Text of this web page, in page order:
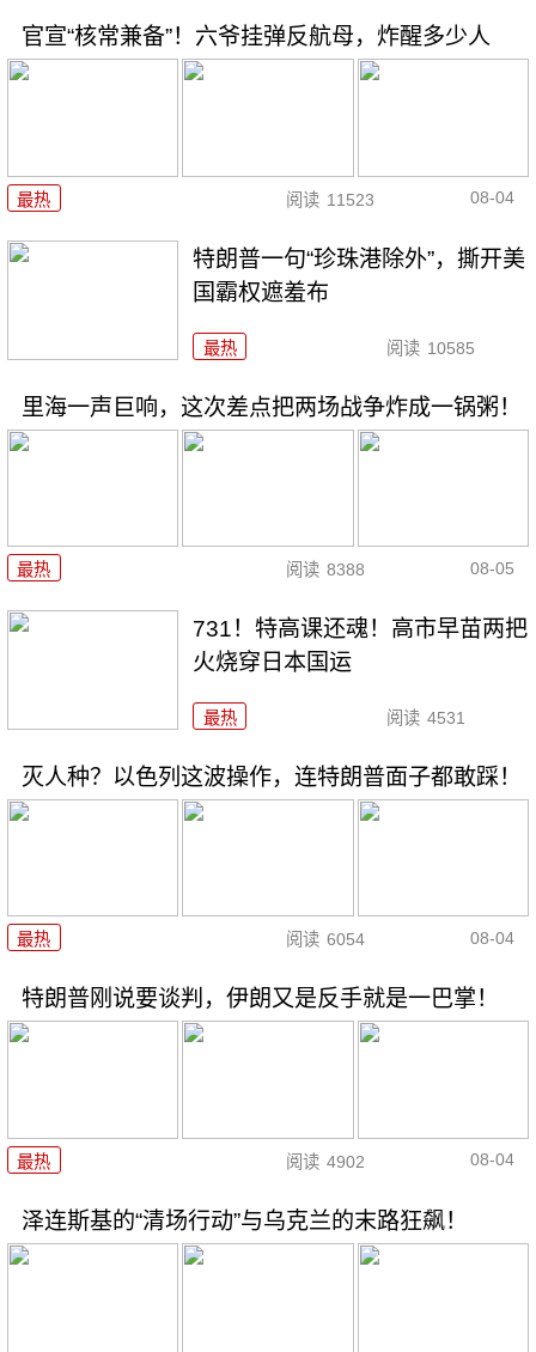
官宣“核常兼备”！六爷挂弹反航母，炸醒多少人
最热 阅读 11523 08-04
特朗普一句“珍珠港除外”，撕开美
国霸权遮羞布
最热 阅读 10585
里海一声巨响，这次差点把两场战争炸成一锅粥！
最热 阅读 8388 08-05
731！特高课还魂！高市早苗两把
火烧穿日本国运
最热 阅读 4531
灭人种？以色列这波操作，连特朗普面子都敢踩！
最热 阅读 6054 08-04
特朗普刚说要谈判，伊朗又是反手就是一巴掌！
最热 阅读 4902 08-04
泽连斯基的“清场行动”与乌克兰的末路狂飙！